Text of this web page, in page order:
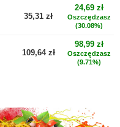
35,31 zł
24,69 zł
Oszczędzasz
(30.08%)
109,64 zł
98,99 zł
Oszczędzasz
(9.71%)